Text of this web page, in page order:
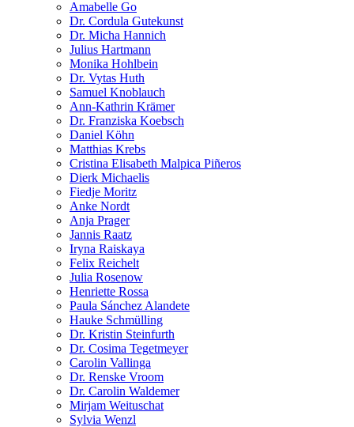
Amabelle Go
Dr. Cordula Gutekunst
Dr. Micha Hannich
Julius Hartmann
Monika Hohlbein
Dr. Vytas Huth
Samuel Knoblauch
Ann-Kathrin Krämer
Dr. Franziska Koebsch
Daniel Köhn
Matthias Krebs
Cristina Elisabeth Malpica Piñeros
Dierk Michaelis
Fiedje Moritz
Anke Nordt
Anja Prager
Jannis Raatz
Iryna Raiskaya
Felix Reichelt
Julia Rosenow
Henriette Rossa
Paula Sánchez Alandete
Hauke Schmülling
Dr. Kristin Steinfurth
Dr. Cosima Tegetmeyer
Carolin Vallinga
Dr. Renske Vroom
Dr. Carolin Waldemer
Mirjam Weituschat
Sylvia Wenzl